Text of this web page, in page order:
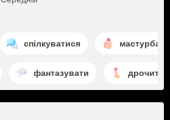
спілкуватися
фантазувати дрочити